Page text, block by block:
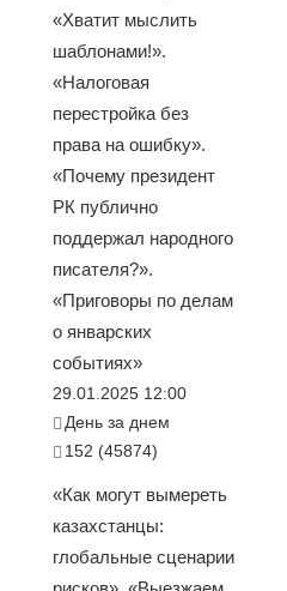
«Хватит мыслить
шаблонами!».
«Налоговая
перестройка без
права на ошибку».
«Почему президент
РК публично
поддержал народного
писателя?».
«Приговоры по делам
о январских
событиях»
29.01.2025 12:00
День за днем
152 (45874)
«Как могут вымереть
казахстанцы:
глобальные сценарии